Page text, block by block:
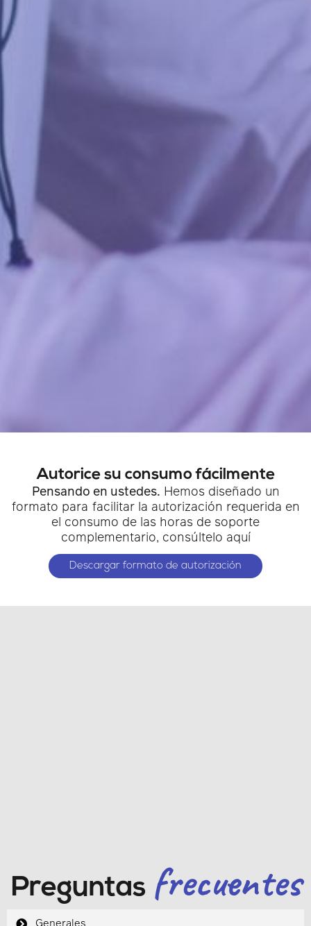
Autorice su consumo fácilmente
Pensando en ustedes. Hemos diseñado un
formato para facilitar la autorización requerida en
el consumo de las horas de soporte
complementario, consúltelo aquí
Descargar formato de autorización
Preguntas frecuentes
Generales